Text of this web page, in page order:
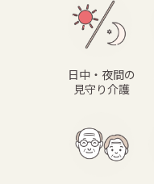
日中・夜間の
見守り介護